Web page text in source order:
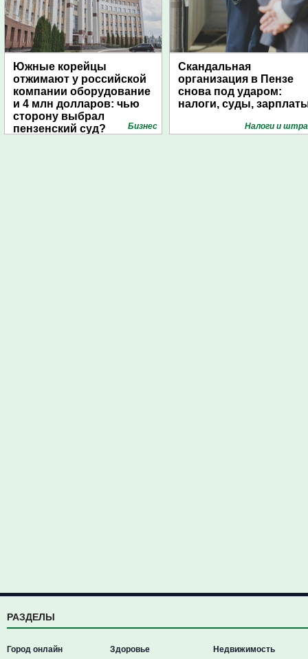
Южные корейцы
отжимают у российской
компании оборудование
и 4 млн долларов: чью
сторону выбрал
пензенский суд?
Бизнес
Скандальная
организация в Пензе
снова под ударом:
налоги, суды,
Налоги и
РАЗДЕЛЫ
Город онлайн
Здоровье
Недвижимость